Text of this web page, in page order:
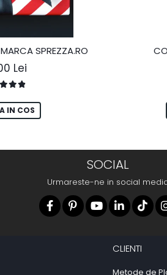
SPREZZA.RO
Lei
IN COS
SOCIAL
Urmareste-ne in social
CLIENTI
Metode de